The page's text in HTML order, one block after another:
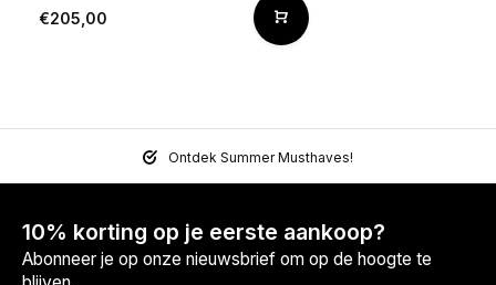
€205,00
Ontdek Summer Musthaves!
10% korting op je eerste aankoop?
Abonneer je op onze nieuwsbrief om op de hoogte te